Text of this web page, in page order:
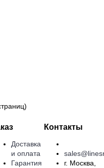
Доставка
и оплата
Гарантия
Контакты
г. Москва,